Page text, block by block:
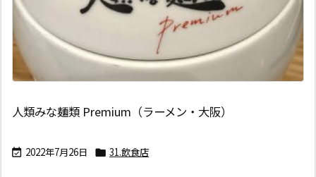
人類みな麺類 Premium（ラーメン・大阪）
 2022年7月26日  31.飲食店